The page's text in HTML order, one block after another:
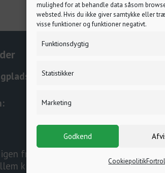
mulighed for at behandle data såsom
websted. Hvis du ikke giver samtykke eller
visse funktioner og funktioner negativt.
Funktionsdygtig
Statistikker
Marketing
Godkend
Cookiepolitik
fra kl. 14.00
kl. 12.00 og